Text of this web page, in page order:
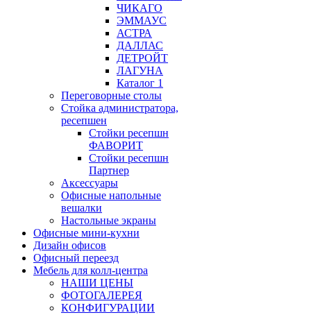
ЧИКАГО
ЭММАУС
АСТРА
ДАЛЛАС
ДЕТРОЙТ
ЛАГУНА
Каталог 1
Переговорные столы
Стойка администратора,
ресепшен
Стойки ресепшн
ФАВОРИТ
Стойки ресепшн
Партнер
Аксессуары
Офисные напольные
вешалки
Настольные экраны
Офисные мини-кухни
Дизайн офисов
Офисный переезд
Мебель для колл-центра
НАШИ ЦЕНЫ
ФОТОГАЛЕРЕЯ
КОНФИГУРАЦИИ